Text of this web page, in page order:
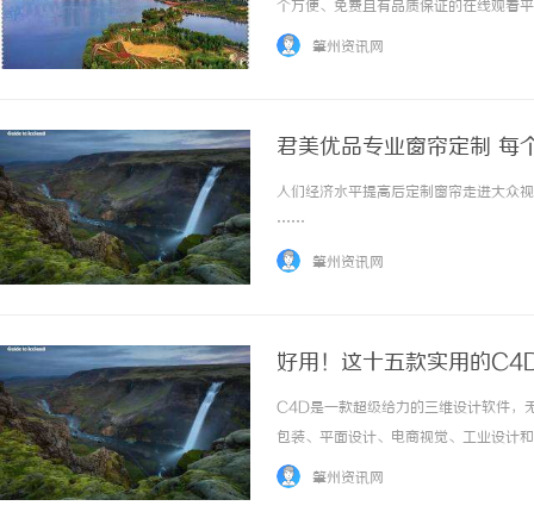
个方便、免费且有品质保证的在线观看
看平台。9446影院是一个专注于提供
肇州资讯网
君美优品专业窗帘定制 每
人们经济水平提高后定制窗帘走进大众
……
肇州资讯网
好用！这十五款实用的
C4D是一款超级给力的三维设计软件，
包装、平面设计、电商视觉、工业设计
肇州资讯网